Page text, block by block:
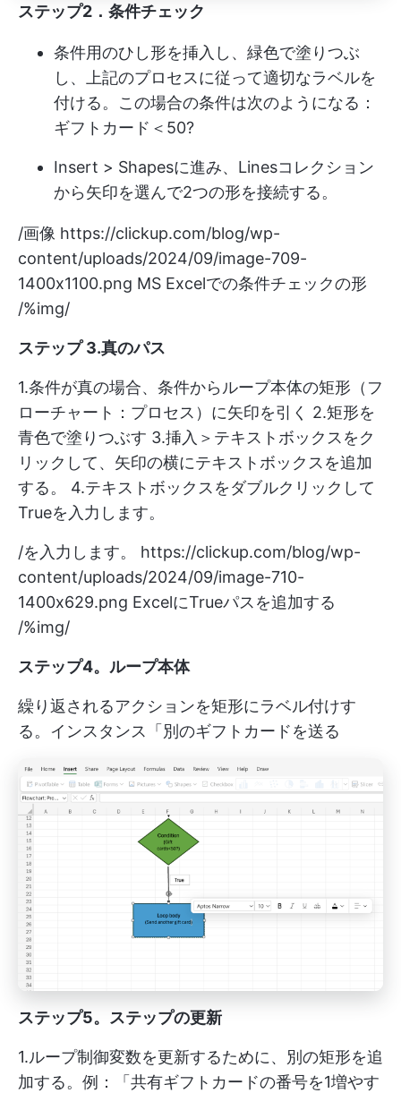
ステップ2．条件チェック
条件用のひし形を挿入し、緑色で塗りつぶ
し、上記のプロセスに従って適切なラベルを
付ける。この場合の条件は次のようになる：
ギフトカード＜50?
Insert > Shapesに進み、Linesコレクション
から矢印を選んで2つの形を接続する。
/画像 https://clickup.com/blog/wp-
content/uploads/2024/09/image-709-
1400x1100.png MS Excelでの条件チェックの形
/%img/
ステップ 3.真のパス
1.条件が真の場合、条件からループ本体の矩形（フ
ローチャート：プロセス）に矢印を引く 2.矩形を
青色で塗りつぶす 3.挿入＞テキストボックスをク
リックして、矢印の横にテキストボックスを追加
する。 4.テキストボックスをダブルクリックして
Trueを入力します。
/を入力します。 https://clickup.com/blog/wp-
content/uploads/2024/09/image-710-
1400x629.png ExcelにTrueパスを追加する
/%img/
ステップ4。ループ本体
繰り返されるアクションを矩形にラベル付けす
る。インスタンス「別のギフトカードを送る
ステップ5。ステップの更新
1.ループ制御変数を更新するために、別の矩形を追
加する。例：「共有ギフトカードの番号を1増やす